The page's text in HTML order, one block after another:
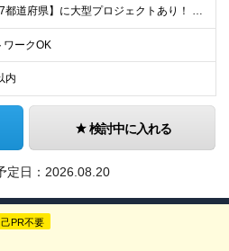
【全国47都道府県】に大型プロジェクトあり！ 主要勤務地： 北海道/宮城県/栃木県/埼玉県/千葉県/東京都/神奈川県/愛知県/大阪府/京都府/兵庫県/広島県/福岡県/熊本県 ※勤務エリアは、あなたの
ワークOK
内
検討中に入れる
定日： 2026.08.20
己PR不要